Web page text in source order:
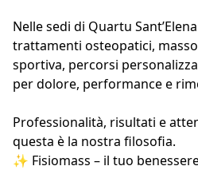
Nelle sedi di Quartu
trattamenti osteopatici,
sportiva, percorsi
per dolore, performance e
Professionalità, risultati e
questa è la nostra filosofia.
✨ Fisiomass – il tuo